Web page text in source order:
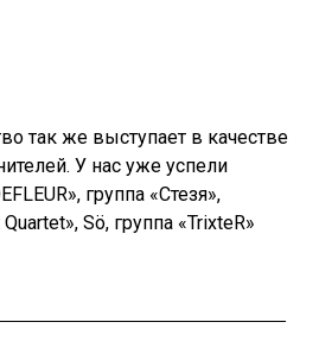
так же выступает в качестве
У нас уже успели
группа «Стезя»,
Sö, группа «TrixteR»